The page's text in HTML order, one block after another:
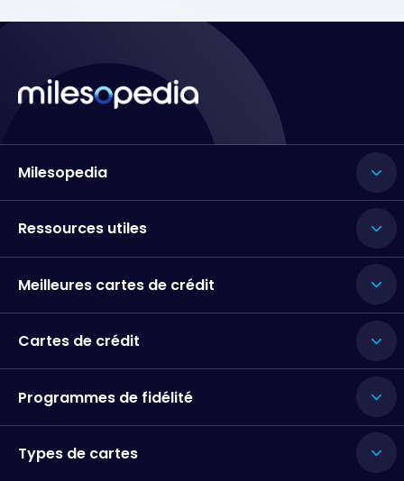
Milesopedia
Ressources utiles
Meilleures cartes de crédit
Cartes de crédit
Programmes de fidélité
Types de cartes